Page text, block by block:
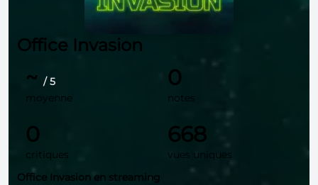
Office Invasion
~ / 5
moyenne
0
notes
0
critiques
668
vues uniques
Office Invasion en streaming